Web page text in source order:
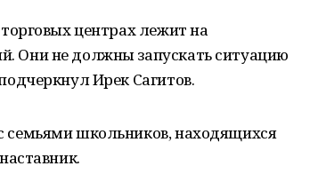
торговых центрах лежит на
Они не должны запускать ситуацию
Ирек Сагитов.
семьями школьников, находящихся